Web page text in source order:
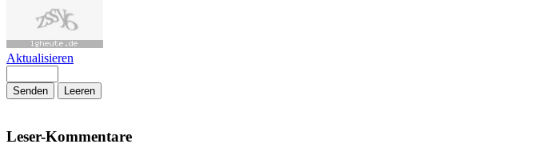
Aktualisieren
Senden Leeren
Leser-Kommentare